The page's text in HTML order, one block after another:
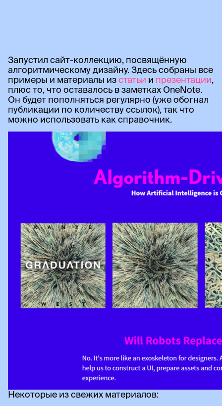
Запустил сайт-коллекцию, посвящённую
алгоритмическому дизайну. Здесь собраны все
примеры и материалы изстатьи и презентации,
плюс то, что оставалось в заметках OneNote.
Он будет пополняться регулярно (уже обогнал
публикации по количеству ссылок), так что
можно использовать как справочник.
Некоторые из свежих материалов: